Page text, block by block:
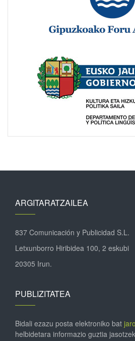
ARGITARATZAILEA
837 Comunicación y Publicidad S.L.
Letxunborro Hiribidea 100, 2 eskubi
20305 Irun.
PUBLIZITATEA
Bidali ezazu posta elektroniko bat
helbidetara informazio guztia